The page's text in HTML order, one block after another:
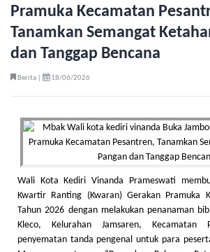
Pramuka Kecamatan
Tanamkan Semangat
dan Tanggap Bencana
Berita | 18/06/2026
Wali Kota Kediri Vinanda Prameswati
Kwartir Ranting (Kwaran) Gerakan Pramuka
Tahun 2026 dengan melakukan penanaman
Kleco, Kelurahan Jamsaren, Kecamatan
penyematan tanda pengenal untuk para